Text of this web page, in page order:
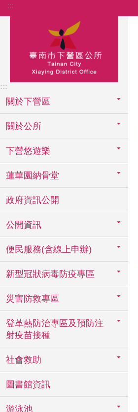
跳到主要內容區塊
:::
:::
關於下營區
關於公所
下營悠遊樂
蓮華園納骨堂
政府資訊公開
公開資訊
便民服務(含線上申辦)
新型冠狀病毒防疫專區
災害防救專區
登革熱防治專區及預防注
射疫苗接種
社會救助
圖書館資訊
游泳池